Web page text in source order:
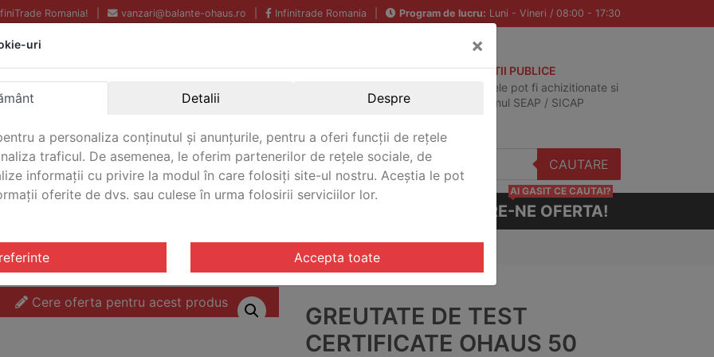
Romania! vanzari@balante-ohaus.ro Infinitrade Romania Program de lucru: Luni - Vineri / 08:00 - 17:30
Echipamente profesionale
pentru laborator.
Garantie Internationala.
ACHIZITII PUBLICE
Produsele pot fi achizitionate si
in sistemul SEAP / SICAP
CAUTARE
CERE-NE OFERTA!
AI GASIT CE CAUTAI?
E2/ Greutate de test certificate Ohaus 50 OIML E2 OH CERT
Cere oferta pentru acest produs
GREUTATE DE TEST
CERTIFICATE OHAUS 50
uri ×
Detalii Despre
a personaliza conținutul și anunțurile, pentru a oferi funcții de rețele
traficul. De asemenea, le oferim partenerilor de rețele sociale, de
informații cu privire la modul în care folosiți site-ul nostru. Aceștia le pot
oferite de dvs. sau culese în urma folosirii serviciilor lor.
Accepta toate